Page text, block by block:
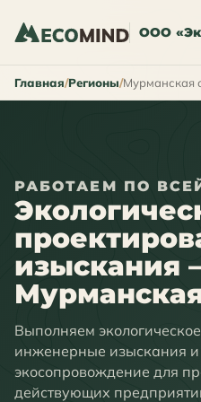
ООО
Главная Регионы Мурманская
РАБОТАЕМ ПО
изыскания
Выполняем
инженерные изыскания и
экосопровождение для
действующих